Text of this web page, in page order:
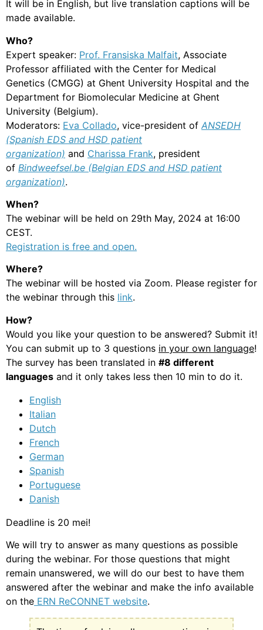
It will be in English, but live translation captions will be
made available.
Who?
Expert speaker: Prof. Fransiska Malfait, Associate
Professor affiliated with the Center for Medical
Genetics (CMGG) at Ghent University Hospital and the
Department for Biomolecular Medicine at Ghent
University (Belgium).
Moderators: Eva Collado, vice-president of ANSEDH
(Spanish EDS and HSD patient
organization) and Charissa Frank, president
of Bindweefsel.be (Belgian EDS and HSD patient
organization).
When?
The webinar will be held on 29th May, 2024 at 16:00
CEST.
Registration is free and open.
Where?
The webinar will be hosted via Zoom. Please register for
the webinar through this link.
How?
Would you like your question to be answered? Submit it!
You can submit up to 3 questions in your own language!
The survey has been translated in #8 different
languages and it only takes less then 10 min to do it.
English
Italian
Dutch
French
German
Spanish
Portuguese
Danish
Deadline is 20 mei!
We will try to answer as many questions as possible
during the webinar. For those questions that might
remain unanswered, we will do our best to have them
answered after the webinar and make the info available
on the ERN ReCONNET website.